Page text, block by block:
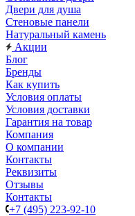
Двери для душа
Стеновые панели
Натуральный камень
Акции
Блог
Бренды
Как купить
Условия оплаты
Условия доставки
Гарантия на товар
Компания
О компании
Контакты
Реквизиты
Отзывы
Контакты
+7 (495) 223-92-10